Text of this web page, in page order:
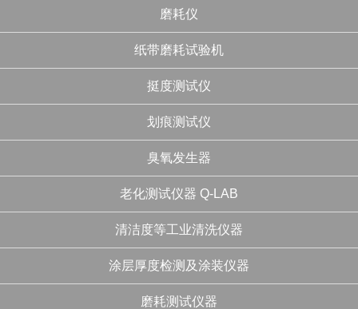
磨耗仪
纸带磨耗试验机
挺度测试仪
划痕测试仪
臭氧发生器
老化测试仪器 Q-LAB
清洁度等工业清洗仪器
涂层厚度检测及涂装仪器
磨耗测试仪器